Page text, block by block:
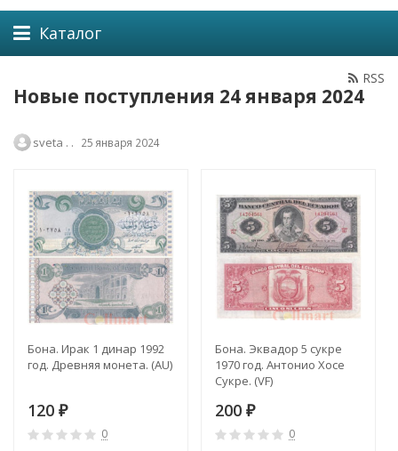
Каталог
RSS
Новые поступления 24 января 2024
sveta . . 25 января 2024
Бона. Ирак 1 динар 1992
год. Древняя монета. (AU)
120 ₽
0
Бона. Эквадор 5 сукре
1970 год. Антонио Хосе
Сукре. (VF)
200 ₽
0